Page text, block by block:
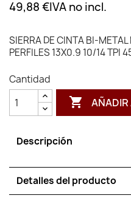
49,88 €IVA no incl.
SIERRA DE CINTA BI-
PERFILES 13X0.9 10/14 TPI
Cantidad
 AÑADIR
Descripción
Detalles del producto